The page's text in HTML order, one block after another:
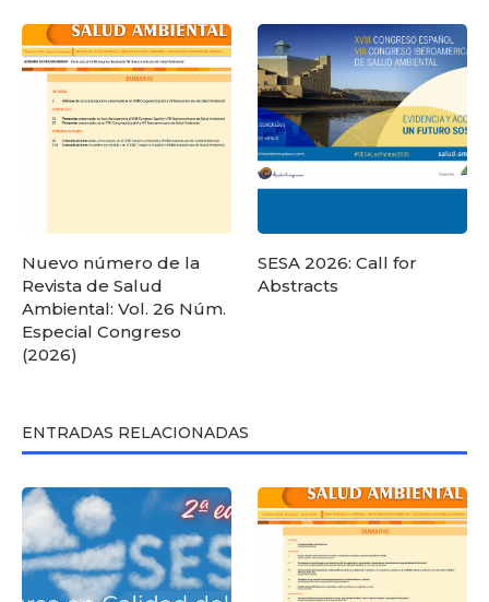
Nuevo número de la
Revista de Salud
Ambiental: Vol. 26 Núm.
Especial Congreso
(2026)
SESA 2026: Call for
Abstracts
ENTRADAS RELACIONADAS